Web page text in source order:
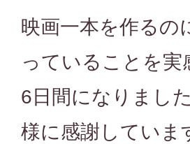
映画一本を作るの
っていることを
6日間になりまし
様に感謝していま